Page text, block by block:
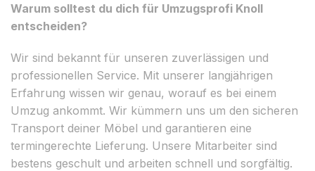
Warum solltest du dich für Umzugsprofi Knoll
entscheiden?
Wir sind bekannt für unseren zuverlässigen und
professionellen Service. Mit unserer langjährigen
Erfahrung wissen wir genau, worauf es bei einem
Umzug ankommt. Wir kümmern uns um den sicheren
Transport deiner Möbel und garantieren eine
termingerechte Lieferung. Unsere Mitarbeiter sind
bestens geschult und arbeiten schnell und sorgfältig.